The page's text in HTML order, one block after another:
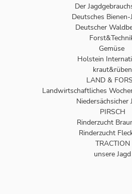
Der
Deutsches
Deutscher
Gemüse
Holstein
kraut&rüben
LAND &
Landwirtschaftliches
Niedersächsicher
PIRSCH
Rinderzucht
Rinderzucht
TRACTION
unsere Jagd